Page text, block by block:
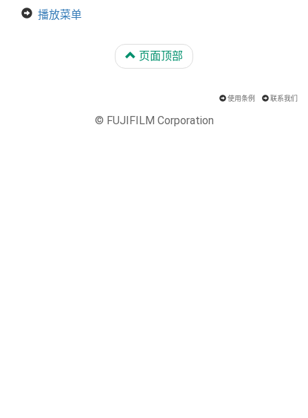
播放菜单
页面顶部
使用条例 联系我们
© FUJIFILM Corporation